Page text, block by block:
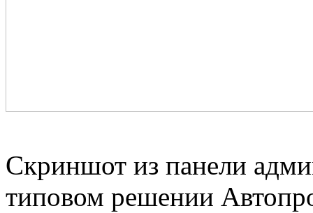
Скриншот из панели
типовом решении